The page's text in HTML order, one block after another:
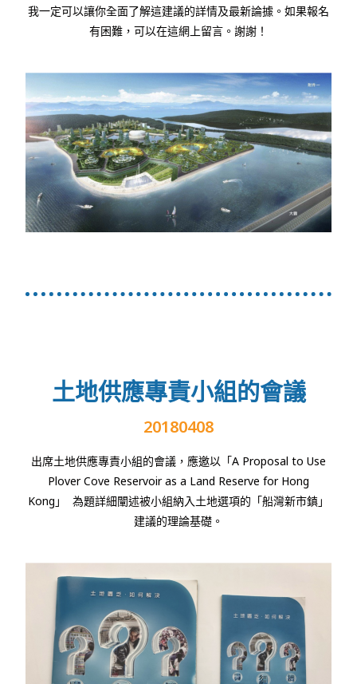
我一定可以讓你全面了解這建議的詳情及最新論據。如果報名
有困難，可以在這網上留言。謝謝！
土地供應專責小組的會議
20180408
出席土地供應專責小組的會議，應邀以「A Proposal to Use
Plover Cove Reservoir as a Land Reserve for Hong
Kong 」
為題詳細闡述被小組納入土地選項的「船灣新市鎮」
建議的理論基礎。